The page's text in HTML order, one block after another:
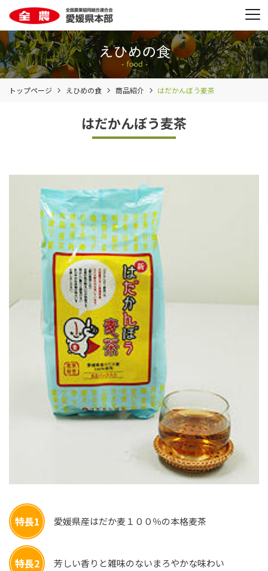
トップページ えひめの食 商品紹介 はだかんぼう麦茶
はだかんぼう麦茶
特長1 愛媛県産はだか麦１００％の本格麦茶
特長2 芳しい香りと雑味のないまろやかな味わい